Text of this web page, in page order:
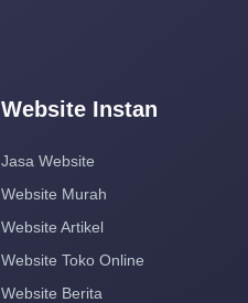
Website Instan
Jasa Website
Website Murah
Website Artikel
Website Toko Online
Website Berita